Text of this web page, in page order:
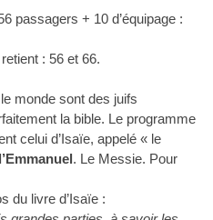
passagers + 10 d’équipage :
: 56 et 66.
monde sont des juifs
la bible. Le programme
celui d’Isaïe, appelé « le
l’Emmanuel. Le Messie. Pour
du livre d’Isaïe :